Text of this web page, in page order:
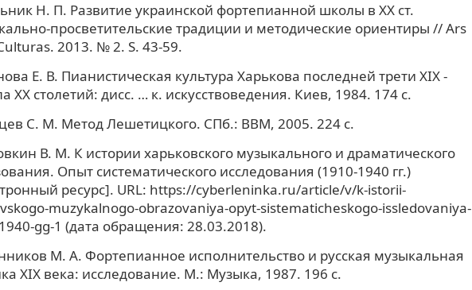
Н. П. Развитие украинской фортепианной школы в ХХ ст.
просветительские традиции и методические ориентиры // Ars
2013. № 2. S. 43-59.
Е. В. Пианистическая культура Харькова последней трети XIX -
XX столетий: дисс. … к. искусствоведения. Киев, 1984. 174 с.
С. М. Метод Лешетицкого. СПб.: ВВМ, 2005. 224 с.
В. М. К истории харьковского музыкального и драматического
Опыт систематического исследования (1910-1940 гг.)
ресурс]. URL: https://cyberleninka.ru/article/v/k-istorii-
muzykalnogo-obrazovaniya-opyt-sistematicheskogo-issledovaniya-
gg-1 (дата обращения: 28.03.2018).
М. А. Фортепианное исполнительство и русская музыкальная
XIX века: исследование. М.: Музыка, 1987. 196 с.